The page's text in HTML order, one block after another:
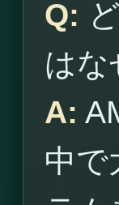
Q:
はな
A:
中で